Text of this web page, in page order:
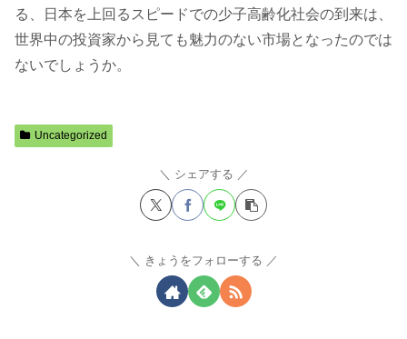
る、日本を上回るスピードでの少子高齢化社会の到来は、
世界中の投資家から見ても魅力のない市場となったのでは
ないでしょうか。
Uncategorized
シェアする
きょうをフォローする